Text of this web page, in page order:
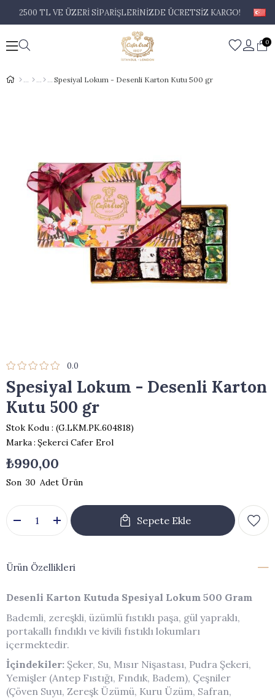
2500 TL VE ÜZERİ SİPARİŞLERİNİZDE ÜCRETSİZ KARGO!
0
Spesiyal Lokum - Desenli Karton Kutu 500 gr
0.0
Spesiyal Lokum - Desenli Karton
Kutu 500 gr
Stok Kodu
(G.LKM.PK.604818)
Marka: Şekerci Cafer Erol
₺990,00
30
Ürün Özellikleri
Desenli Karton Kutuda Spesiyal Lokum 500 Gram
Bademli, zereşkli, üzümlü fıstıklı paşa, gül yapraklı,
portakallı fındıklı ve kivili fıstıklı lokumları
içermektedir.
İçindekiler: Şeker, Su, Mısır Nişastası, Pudra Şekeri,
Yemişler (Antep Fıstığı, Fındık, Badem), Çeşniler
(Çöven Suyu, Zereşk Üzümü, Kuru Üzüm, Safran,